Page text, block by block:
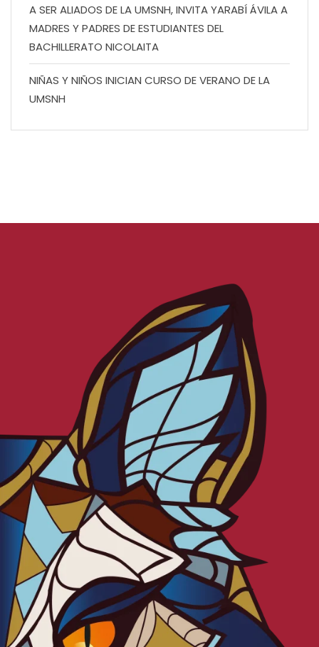
A SER ALIADOS DE LA UMSNH, INVITA YARABÍ ÁVILA A
MADRES Y PADRES DE ESTUDIANTES DEL
BACHILLERATO NICOLAITA
NIÑAS Y NIÑOS INICIAN CURSO DE VERANO DE LA
UMSNH